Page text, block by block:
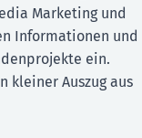
Marketing und
Informationen und
ein.
kleiner Auszug aus